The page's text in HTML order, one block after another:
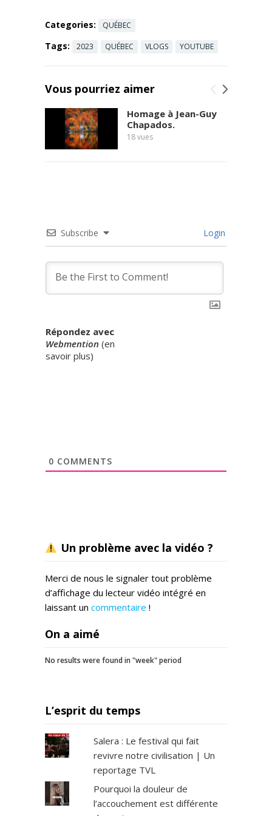
Categories: QUÉBEC
Tags: 2023 QUÉBEC VLOGS YOUTUBE
Vous pourriez aimer
Homage à Jean-Guy
Chapados.
18vues
Subscribe Login
Répondez avec
Webmention (en
savoir plus)
0 COMMENTS
Un problème avec la vidéo ?
Merci de nous le signaler tout problème
d’affichage du lecteur vidéo intégré en
laissant un commentaire !
On a aimé
No results were found in "week" period
L’esprit du temps
Salera : Le festival qui fait
revivre notre civilisation | Un
reportage TVL
Pourquoi la douleur de
l’accouchement est différente